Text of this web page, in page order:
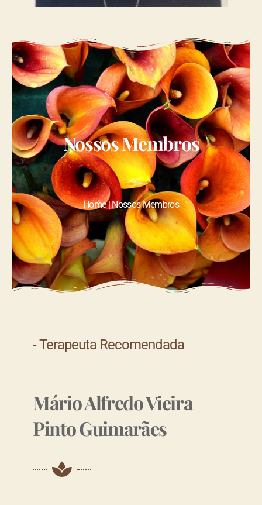
Nossos Membros
Home | Nossos Membros
- Terapeuta Recomendada
Mário Alfredo Vieira
Pinto Guimarães